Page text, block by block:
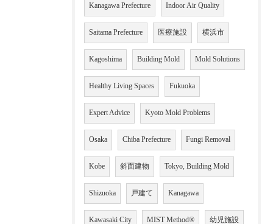
Kanagawa Prefecture Indoor Air Quality
Saitama Prefecture 医療施設 横浜市
Kagoshima Building Mold Mold Solutions
Healthy Living Spaces Fukuoka
Expert Advice Kyoto Mold Problems
Osaka Chiba Prefecture Fungi Removal
Kobe 斜面建物 Tokyo, Building Mold
Shizuoka 戸建て Kanagawa
Kawasaki City MIST Method® 幼児施設